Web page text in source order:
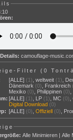
camouflage-
Filter (0
[ALLE] (1) ,weltweit (1)
Dänemark (0) Frankreich
Mexiko (0) Philippinen (0)
[ALLE] (1) LP (1) MC (0) ,
Digital Download (0)
[ALLE] (0) ,Offiziell (0)
Alle Minimieren |Alle